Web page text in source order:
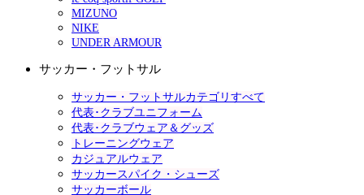
MIZUNO
NIKE
UNDER ARMOUR
サッカー・フットサル
サッカー・フットサルカテゴリすべて
代表･クラブユニフォーム
代表･クラブウェア＆グッズ
トレーニングウェア
カジュアルウェア
サッカースパイク・シューズ
サッカーボール